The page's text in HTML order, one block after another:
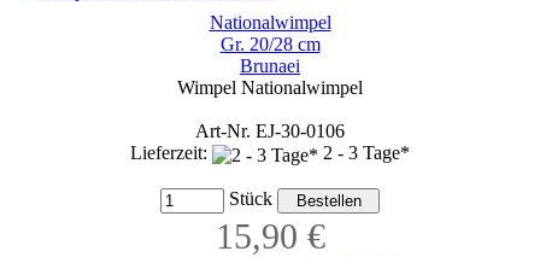
Nationalwimpel
Gr. 20/28 cm
Brunaei
Wimpel Nationalwimpel
Art-Nr. EJ-30-0106
Lieferzeit:
2 - 3 Tage*
Stück
15,90 €